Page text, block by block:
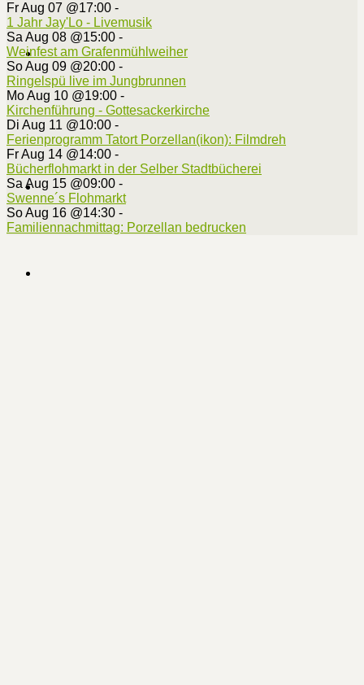
Fr Aug 07 @17:00 -
1 Jahr Jay'Lo - Livemusik
Sa Aug 08 @15:00 -
Weinfest am Grafenmühlweiher
So Aug 09 @20:00 -
Ringelspü live im Jungbrunnen
Mo Aug 10 @19:00 -
Kirchenführung - Gottesackerkirche
Di Aug 11 @10:00 -
Ferienprogramm Tatort Porzellan(ikon): Filmdreh
Fr Aug 14 @14:00 -
Bücherflohmarkt in der Selber Stadtbücherei
Sa Aug 15 @09:00 -
Swenne´s Flohmarkt
So Aug 16 @14:30 -
Familiennachmittag: Porzellan bedrucken